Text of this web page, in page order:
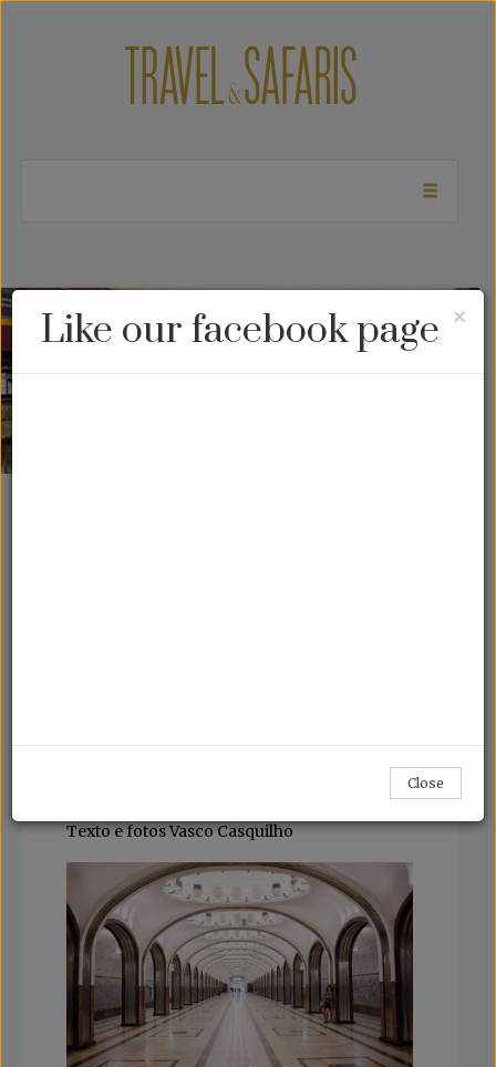
Transiberiano by
Texto e fotos Vasco Casquilho
×
Like our facebook page
Close